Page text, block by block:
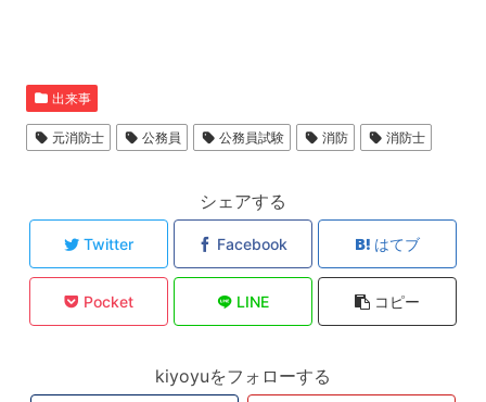
出来事
元消防士 公務員 公務員試験 消防 消防士
シェアする
Twitter Facebook はてブ
Pocket LINE コピー
kiyoyuをフォローする